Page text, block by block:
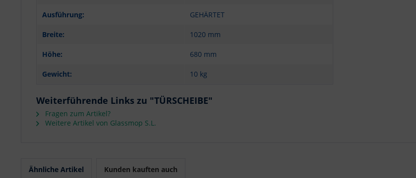
Ausführung: GEHÄRTET
Breite: 1020 mm
Höhe: 680 mm
Gewicht: 10 kg
Weiterführende Links zu "TÜRSCHEIBE"
Fragen zum Artikel?
Weitere Artikel von Glassmop S.L.
Ähnliche Artikel Kunden kauften auch